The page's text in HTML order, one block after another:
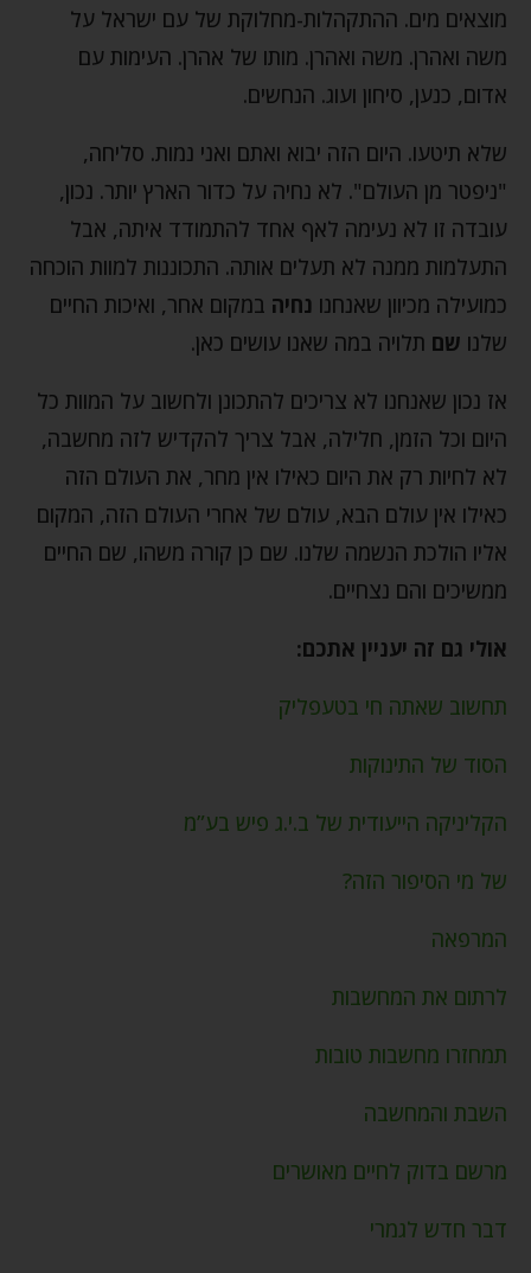
מוצאים מים. ההתקהלות-מחלוקת של עם ישראל על
משה ואהרן. משה ואהרן. מותו של אהרן. העימות עם
אדום, כנען, סיחון ועוג. הנחשים.
שלא תיטעו. היום הזה יבוא ואתם ואני נמות. סליחה,
"ניפטר מן העולם". לא נחיה על כדור הארץ יותר. נכון,
עובדה זו לא נעימה לאף אחד להתמודד איתה, אבל
התעלמות ממנה לא תעלים אותה. התכוננות למוות הוכחה
כמועילה מכיוון שאנחנו נחיה במקום אחר, ואיכות החיים
שלנו שם תלויה במה שאנו עושים כאן.
אז נכון שאנחנו לא צריכים להתכונן ולחשוב על המוות כל
היום וכל הזמן, חלילה, אבל צריך להקדיש לזה מחשבה,
לא לחיות רק את היום כאילו אין מחר, את העולם הזה
כאילו אין עולם הבא, עולם של אחרי העולם הזה, המקום
אליו הולכת הנשמה שלנו. שם כן קורה משהו, שם החיים
ממשיכים והם נצחיים.
אולי גם זה יעניין אתכם:
תחשוב שאתה חי בטעפליק
הסוד של התינוקות
הקליניקה הייעודית של ב.י.ג פיש בע”מ
של מי הסיפור הזה?
המרפאה
לרתום את המחשבות
תמחזרו מחשבות טובות
השבת והמחשבה
מרשם בדוק לחיים מאושרים
דבר חדש לגמרי